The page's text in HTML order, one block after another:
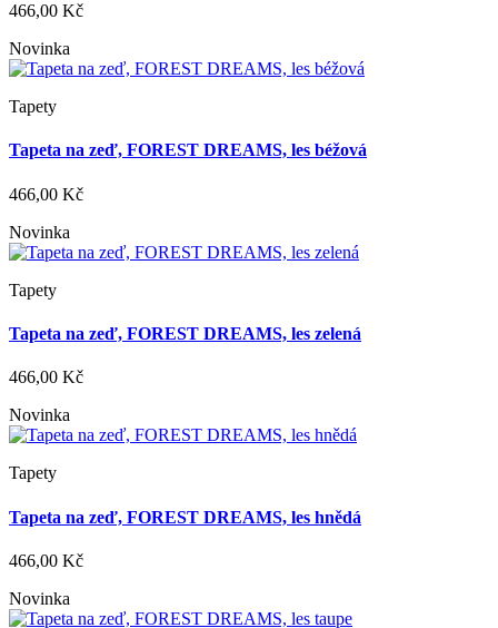
466,00 Kč
Novinka
Tapety
Tapeta na zeď, FOREST DREAMS, les béžová
466,00 Kč
Novinka
Tapety
Tapeta na zeď, FOREST DREAMS, les zelená
466,00 Kč
Novinka
Tapety
Tapeta na zeď, FOREST DREAMS, les hnědá
466,00 Kč
Novinka